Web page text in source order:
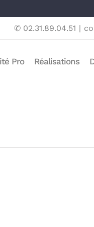
✆ 02.31.89.04.51 |
Pro Réalisations